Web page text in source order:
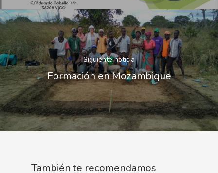
Siguiente noticia
Formación en Mozambique
También te recomendamos